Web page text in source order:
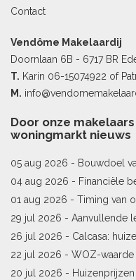
Contact
Vendôme Makelaardij
Doornlaan 6B - 6717 BR
T. Karin 06-15074922 of
M.
Door onze
woningmarkt nieuws
05 aug 2026 - Bouwdoel
bereik
04 aug 2026 - Financiële
01 aug 2026 - Timing van
woningprijs
29 jul 2026 - Aanvullende
starters
26 jul 2026 - Calcasa:
sneller meer waard
22 jul 2026 - WOZ-waarde
Limburg en Pekela
20 jul 2026 -